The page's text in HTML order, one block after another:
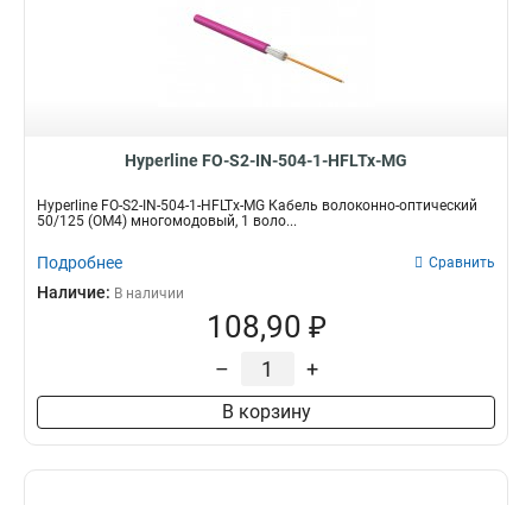
Hyperline FO-S2-IN-504-1-HFLTx-MG
Hyperline FO-S2-IN-504-1-HFLTx-MG Кабель волоконно-оптический
50/125 (OM4) многомодовый, 1 воло...
Подробнее Сравнить
Наличие: В наличии
108,90 ₽
– +
В корзину